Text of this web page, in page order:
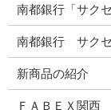
南都銀行「サク
南都銀行 サク
新商品の紹介
ＦＡＢＥＸ関西